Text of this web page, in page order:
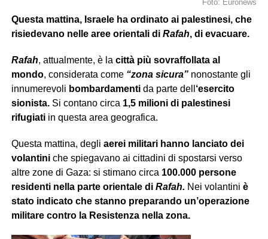
Foto: Euronews
Questa mattina, Israele ha ordinato ai palestinesi, che
risiedevano nelle aree orientali di Rafah, di evacuare.
Rafah, attualmente, è la città più sovraffollata al
mondo, considerata come “zona sicura”nonostante gli
innumerevoli bombardamentida parte dell ‘esercito
sionista.Si contano circa 1,5 milioni di palestinesi
rifugiatiin questa area geografica.
Questa mattina, degli aerei militari hanno lanciato dei
volantiniche spiegavano ai cittadini di spostarsi verso
altre zone di Gaza: si stimano circa 100.000 persone
residenti nella parte orientale di Rafah. Nei volantini è
stato indicato che stanno preparando un’operazione
militare contro la Resistenza nella zona.